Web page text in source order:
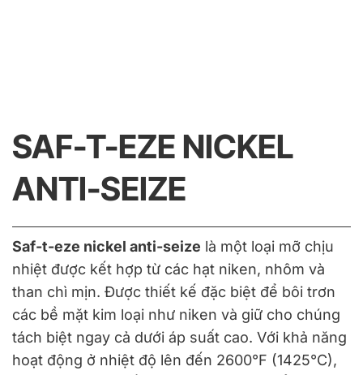
SAF-T-EZE NICKEL
ANTI-SEIZE
Saf-t-eze nickel anti-seize là một loại mỡ chịu
nhiệt được kết hợp từ các hạt niken, nhôm và
than chì mịn. Được thiết kế đặc biệt để bôi trơn
các bề mặt kim loại như niken và giữ cho chúng
tách biệt ngay cả dưới áp suất cao. Với khả năng
hoạt động ở nhiệt độ lên đến 2600°F (1425°C),